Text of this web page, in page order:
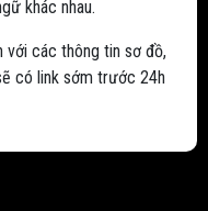
khác nhau.
với các thông tin sơ đồ,
có link sớm trước 24h